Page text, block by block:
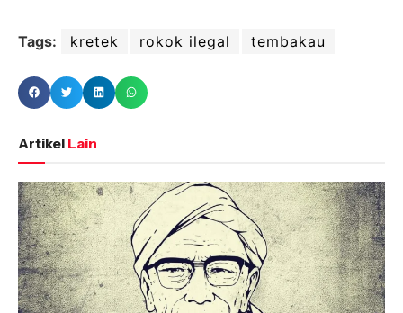
Tags: kretek rokok ilegal tembakau
Artikel Lain